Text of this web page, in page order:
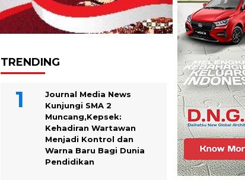
TRENDING
Journal Media News
Kunjungi SMA 2
Muncang,Kepsek:
Kehadiran Wartawan
Menjadi Kontrol dan
Warna Baru Bagi Dunia
Pendidikan